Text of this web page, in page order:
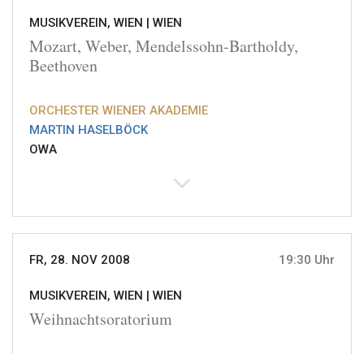
MUSIKVEREIN, WIEN | WIEN
Mozart, Weber, Mendelssohn-Bartholdy,
Beethoven
ORCHESTER WIENER AKADEMIE
MARTIN HASELBÖCK
OWA
FR, 28. NOV 2008 19:30 Uhr
MUSIKVEREIN, WIEN | WIEN
Weihnachtsoratorium